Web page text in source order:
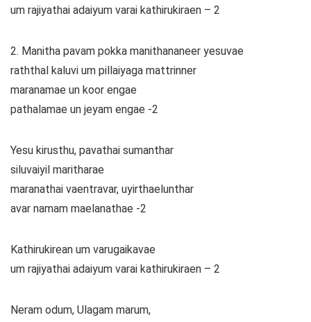
um rajiyathai adaiyum varai kathirukiraen – 2
2. Manitha pavam pokka manithananeer yesuvae
raththal kaluvi um pillaiyaga mattrinner
maranamae un koor engae
pathalamae un jeyam engae -2
Yesu kirusthu, pavathai sumanthar
siluvaiyil maritharae
maranathai vaentravar, uyirthaelunthar
avar namam maelanathae -2
Kathirukirean um varugaikavae
um rajiyathai adaiyum varai kathirukiraen – 2
Neram odum, Ulagam marum,